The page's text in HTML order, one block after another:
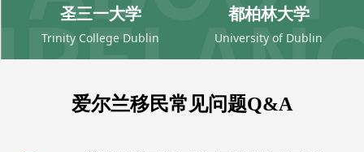
圣三一大学
Trinity College Dublin
都柏林大学
University of Dublin
爱尔兰移民常见问题Q&A